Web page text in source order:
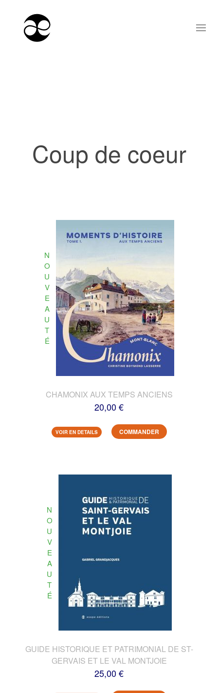
Coup de coeur
N
O
U
V
E
A
U
T
É
CHAMONIX AUX TEMPS ANCIENS
20,00 €
VOIR EN DETAILS COMMANDER
N
O
U
V
E
A
U
T
É
GUIDE HISTORIQUE ET PATRIMONIAL DE ST-
GERVAIS ET LE VAL MONTJOIE
25,00 €